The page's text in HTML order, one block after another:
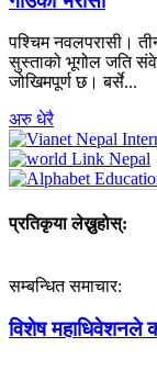
पश्चिम नवलपरासी।
सुस्ताको भूगोल जति
जोखिमपूर्ण छ। बर्से...
अरु धेरै
प्रतिकृया लेख्नुहोस्:
सम्बन्धित समाचार:
विशेष महाधिवेशनले